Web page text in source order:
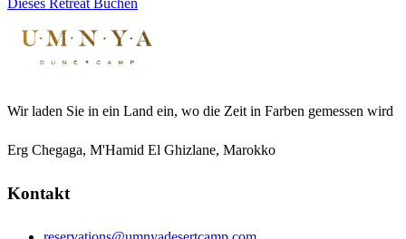
Dieses Retreat Buchen
Wir laden Sie in ein Land ein, wo die Zeit in Farben gemessen wird
Erg Chegaga, M'Hamid El Ghizlane, Marokko
Kontakt